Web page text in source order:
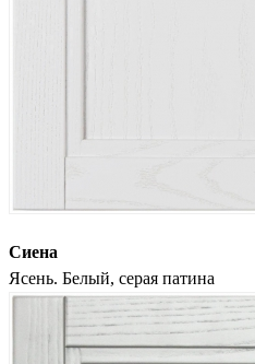
Сиена
Ясень. Белый, серая патина